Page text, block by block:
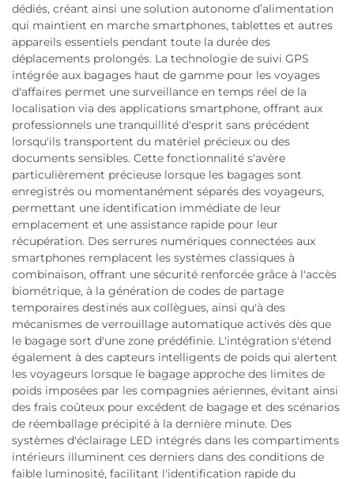
dédiés, créant ainsi une solution autonome d’alimentation
qui maintient en marche smartphones, tablettes et autres
appareils essentiels pendant toute la durée des
déplacements prolongés. La technologie de suivi GPS
intégrée aux bagages haut de gamme pour les voyages
d'affaires permet une surveillance en temps réel de la
localisation via des applications smartphone, offrant aux
professionnels une tranquillité d'esprit sans précédent
lorsqu'ils transportent du matériel précieux ou des
documents sensibles. Cette fonctionnalité s'avère
particulièrement précieuse lorsque les bagages sont
enregistrés ou momentanément séparés des voyageurs,
permettant une identification immédiate de leur
emplacement et une assistance rapide pour leur
récupération. Des serrures numériques connectées aux
smartphones remplacent les systèmes classiques à
combinaison, offrant une sécurité renforcée grâce à l'accès
biométrique, à la génération de codes de partage
temporaires destinés aux collègues, ainsi qu'à des
mécanismes de verrouillage automatique activés dès que
le bagage sort d'une zone prédéfinie. L'intégration s'étend
également à des capteurs intelligents de poids qui alertent
les voyageurs lorsque le bagage approche des limites de
poids imposées par les compagnies aériennes, évitant ainsi
des frais coûteux pour excédent de bagage et des scénarios
de réemballage précipité à la dernière minute. Des
systèmes d'éclairage LED intégrés dans les compartiments
intérieurs illuminent ces derniers dans des conditions de
faible luminosité, facilitant l'identification rapide du